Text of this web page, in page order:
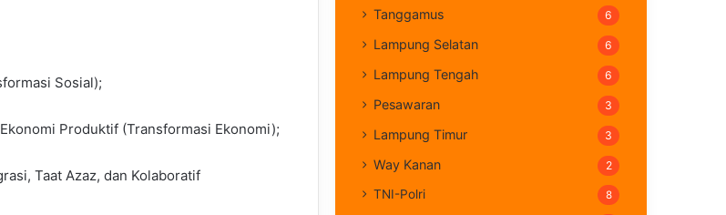
Sosial);
Produktif (Transformasi Ekonomi);
Taat Azaz, dan Kolaboratif
Tanggamus 6
Lampung Selatan 6
Lampung Tengah 6
Pesawaran 3
Lampung Timur 3
Way Kanan 2
TNI-Polri 8